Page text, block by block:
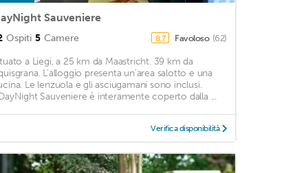
Sauveniere
Ospiti 5 Camere 8,7 Favoloso (62)
a Liegi, a 25 km da Maastricht. 39 km da
L'alloggio presenta un'area salotto e una
Le lenzuola e gli asciugamani sono inclusi.
Sauveniere è interamente coperto dalla ...
Verifica disponibilità